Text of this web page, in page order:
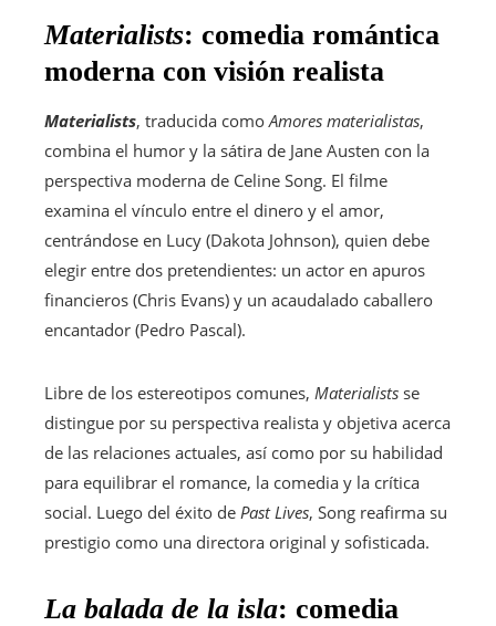
Materialists: comedia romántica
moderna con visión realista
Materialists, traducida como Amores materialistas,
combina el humor y la sátira de Jane Austen con la
perspectiva moderna de Celine Song. El filme
examina el vínculo entre el dinero y el amor,
centrándose en Lucy (Dakota Johnson), quien debe
elegir entre dos pretendientes: un actor en apuros
financieros (Chris Evans) y un acaudalado caballero
encantador (Pedro Pascal).
Libre de los estereotipos comunes, Materialists se
distingue por su perspectiva realista y objetiva acerca
de las relaciones actuales, así como por su habilidad
para equilibrar el romance, la comedia y la crítica
social. Luego del éxito de Past Lives, Song reafirma su
prestigio como una directora original y sofisticada.
La balada de la isla: comedia